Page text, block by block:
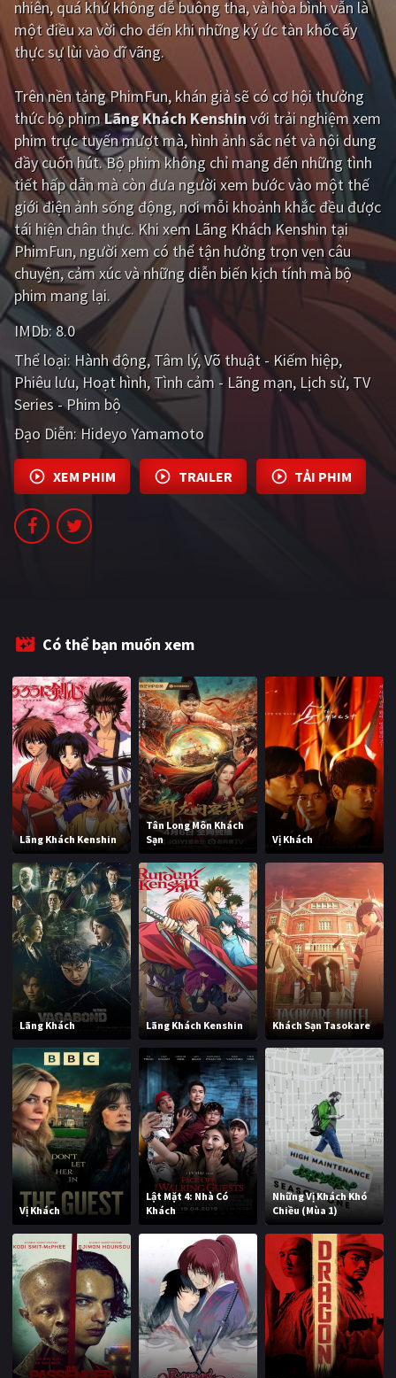
Giật gân Gia đình
Bí ẩn Lịch sử
Viễn Tây Tiểu sử
GameShow DramaTV
QUỐC GIA
Âu - Mỹ Trung Quốc - Hồng Kông
Hàn Quốc Nhật Bản
Ấn Độ
Tổng hợp
CẬP NHẬT
PHIM MỚI
PHIM BỘ
PHIM LẺ
PHIM CHIẾU RẠP
nhiên, quá khứ không dễ buông tha, và hòa bình vẫn là
một điều xa vời cho đến khi những ký ức tàn khốc ấy
thực sự lùi vào dĩ vãng.
Trên nền tảngPhimFun, khán giả sẽ có cơ hội thưởng
thức bộ phimLãng Khách Kenshinvới trải nghiệm xem
phim trực tuyến mượt mà, hình ảnh sắc nét và nội dung
đầy cuốn hút. Bộ phim không chỉ mang đến những tình
tiết hấp dẫn mà còn đưa người xem bước vào một thế
giới điện ảnh sống động, nơi mỗi khoảnh khắc đều được
tái hiện chân thực. Khi xem Lãng Khách Kenshin tại
PhimFun, người xem có thể tận hưởng trọn vẹn câu
chuyện, cảm xúc và những diễn biến kịch tính mà bộ
phim mang lại.
IMDb:8.0
Thể loại: Hành động Tâm lý Võ thuật - Kiếm hiệp
Phiêu lưu Hoạt hình Tình cảm - Lãng mạn Lịch sử TV
Series - Phim bộ
Đạo Diễn: Hideyo Yamamoto
XEM PHIM TRAILER TẢI PHIM
Có thể bạn muốn xem
Lãng Khách Kenshin
Tân Long Môn Khách
Sạn
Vị Khách
Lãng Khách Lãng Khách Kenshin Khách Sạn Tasokare
Vị Khách
Lật Mặt 4: Nhà Có
Khách
Những Vị Khách Khó
Chiều (Mùa 1)